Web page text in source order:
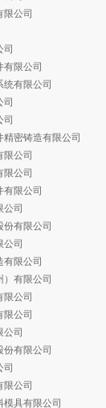
限公司
司
限公司
有限公司
司
司
密铸造有限公司
限公司
限公司
有限公司
公司
有限公司
公司
限公司
）有限公司
限公司
限公司
公司
份有限公司
司
限公司
模具有限公司